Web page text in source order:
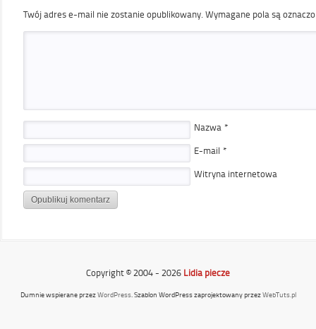
Twój adres e-mail nie zostanie opublikowany. Wymagane pola są
Nazwa *
E-mail *
Witryna internetowa
Copyright © 2004 - 2026 Lidia piecze
Dumnie wspierane przezWordPress. Szablon WordPress zaprojektowany przezWebTuts.pl